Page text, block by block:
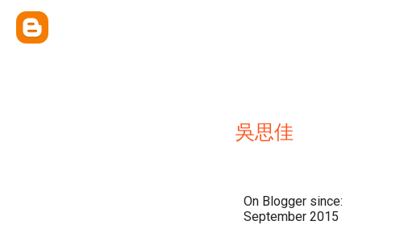
吳思佳
On Blogger since:
September 2015